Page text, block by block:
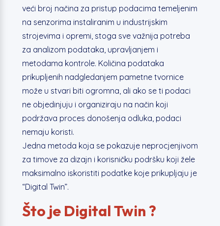
veći broj načina za pristup podacima temeljenim
na senzorima instaliranim u industrijskim
strojevima i opremi, stoga sve važnija potreba
za analizom podataka, upravljanjem i
metodama kontrole. Količina podataka
prikupljenih nadgledanjem pametne tvornice
može u stvari biti ogromna, ali ako se ti podaci
ne objedinjuju i organiziraju na način koji
podržava proces donošenja odluka, podaci
nemaju koristi.
Jedna metoda koja se pokazuje neprocjenjivom
za timove za dizajn i korisničku podršku koji žele
maksimalno iskoristiti podatke koje prikupljaju je
“Digital Twin”.
Što je Digital Twin ?